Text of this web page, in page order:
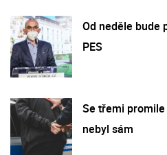
Od neděle bude
PES
Se třemi
nebyl sám